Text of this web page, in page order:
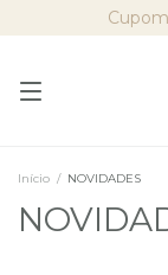
Início / NOVIDADES